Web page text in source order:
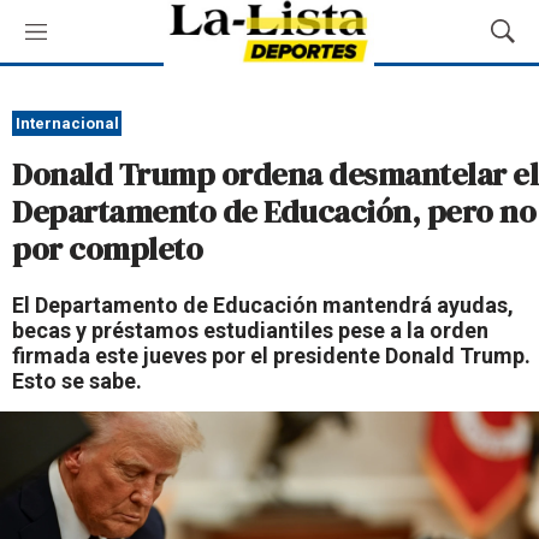
M
e
ú
M
o
a
r
B
q
u
e
d
Internacional
Donald Trump ordena desmantelar el
Departamento de Educación, pero no
por completo
El Departamento de Educación mantendrá ayudas,
becas y préstamos estudiantiles pese a la orden
firmada este jueves por el presidente Donald Trump.
Esto se sabe.